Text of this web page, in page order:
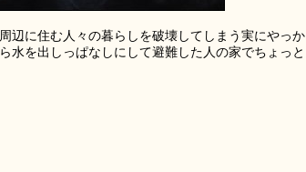
辺に住む人々の暮らしを破壊してしまう実にやっか
水を出しっぱなしにして避難した人の家でちょっと